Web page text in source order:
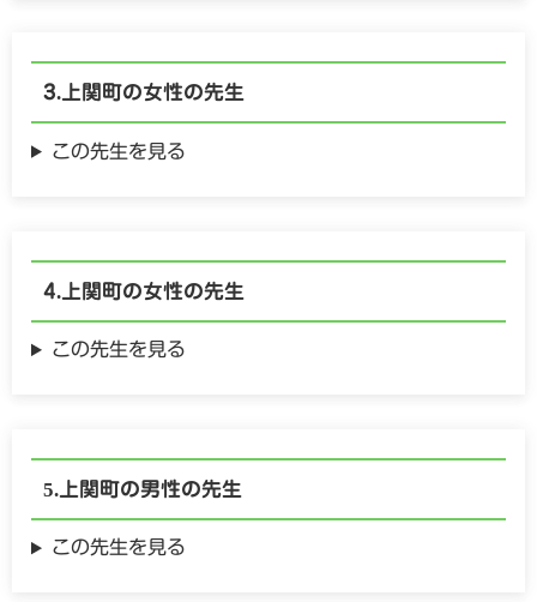
上関町の女性の先生
この先生を見る
上関町の女性の先生
この先生を見る
上関町の男性の先生
この先生を見る